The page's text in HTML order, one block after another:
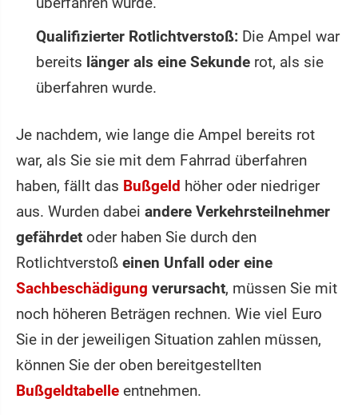
Qualifizierter Rotlichtverstoß: Die Ampel war
bereits länger als eine Sekunde rot, als sie
überfahren wurde.
Je nachdem, wie lange die Ampel bereits rot
war, als Sie sie mit dem Fahrrad überfahren
haben, fällt das Bußgeld höher oder niedriger
aus. Wurden dabei andere Verkehrsteilnehmer
gefährdet oder haben Sie durch den
Rotlichtverstoß einen Unfall oder eine
Sachbeschädigung verursacht, müssen Sie mit
noch höheren Beträgen rechnen. Wie viel Euro
Sie in der jeweiligen Situation zahlen müssen,
können Sie der oben bereitgestellten
Bußgeldtabelle entnehmen.